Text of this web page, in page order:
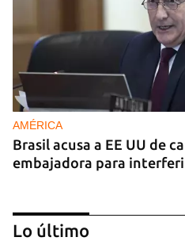
AMÉRICA
Brasil acusa a EE UU de
embajadora para
Lo último